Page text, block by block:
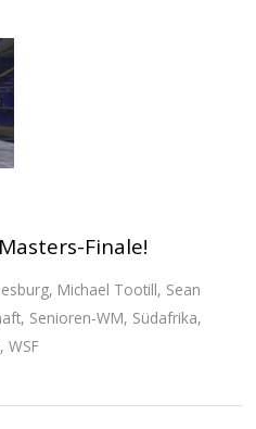
Finale!
, Michael Tootill, Sean
, Senioren-WM, Südafrika,
,WSF